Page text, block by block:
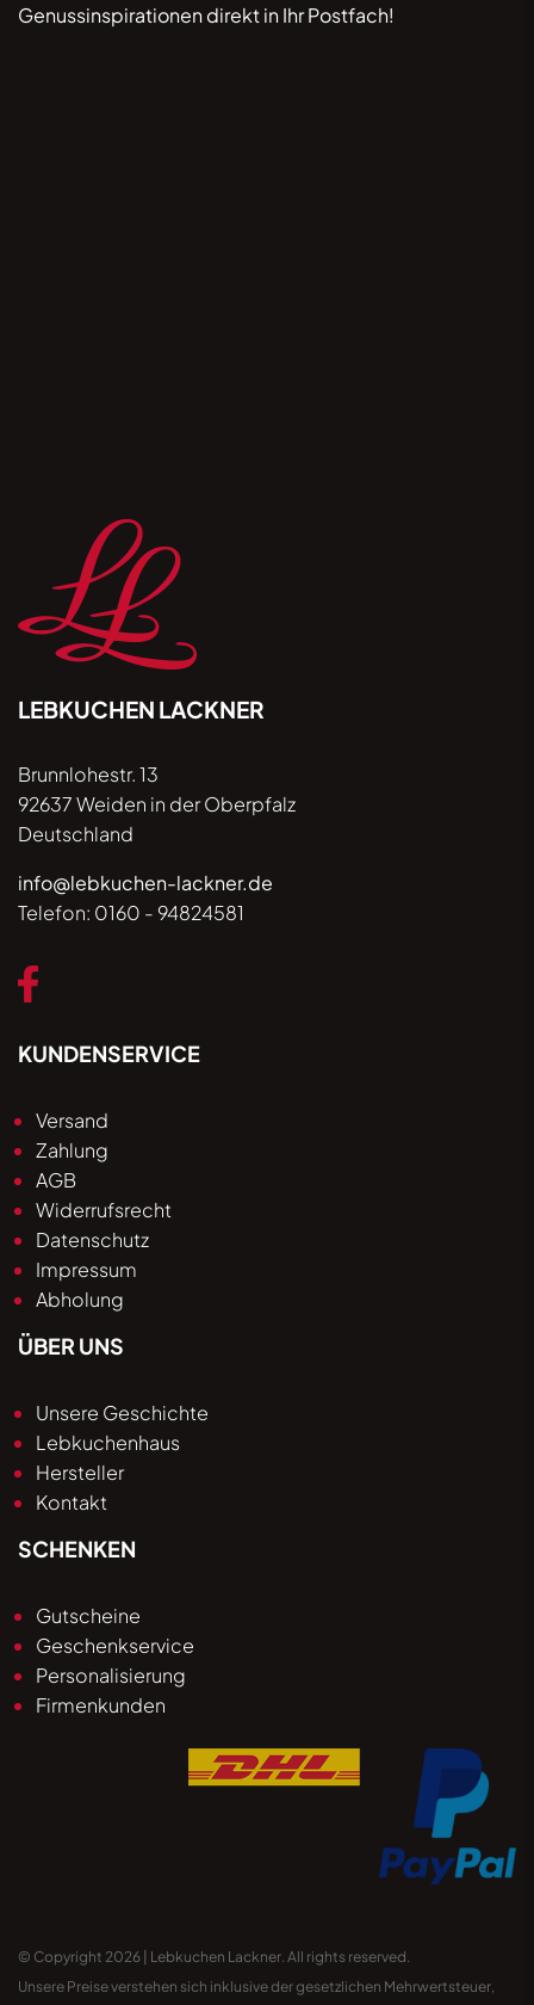
Genussinspirationen direkt in Ihr Postfach!
LEBKUCHEN LACKNER
Brunnlohestr. 13
92637 Weiden in der Oberpfalz
Deutschland
info@lebkuchen-lackner.de
Telefon: 0160 - 94824581
KUNDENSERVICE
Versand
Zahlung
AGB
Widerrufsrecht
Datenschutz
Impressum
Abholung
ÜBER UNS
Unsere Geschichte
Lebkuchenhaus
Hersteller
Kontakt
SCHENKEN
Gutscheine
Geschenkservice
Personalisierung
Firmenkunden
© Copyright 2026 | Lebkuchen Lackner. All rights reserved.
Unsere Preise verstehen sich inklusive der gesetzlichen Mehrwertsteuer,